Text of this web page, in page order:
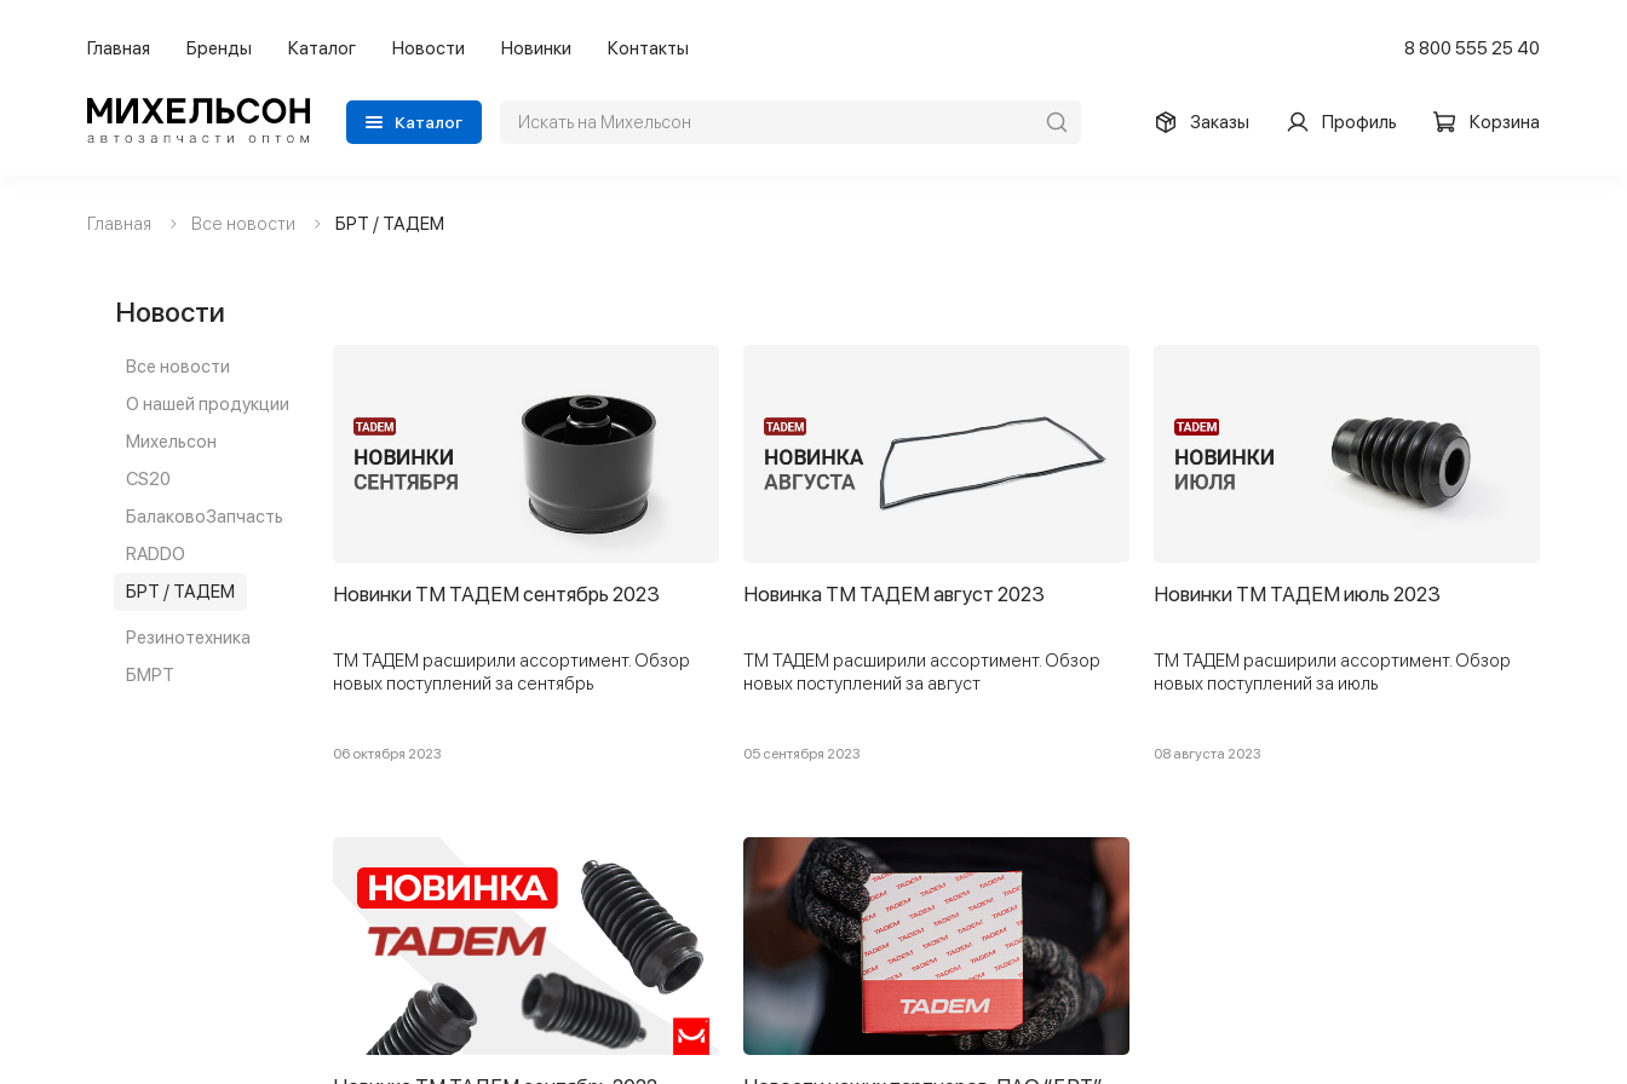
Главная Бренды Каталог Новости Новинки Контакты 8 800 555 25 40
Каталог Заказы Профиль Корзина
Применяемость
Все товары
Главная Все новости БРТ / ТАДЕМ
Новости
Все новости
О нашей продукции
Михельсон
CS20
БалаковоЗапчасть
RADDO
БРТ / ТАДЕМ
Резинотехника
БМРТ
Новинки ТМ ТАДЕМ сентябрь 2023
ТМ ТАДЕМ расширили ассортимент. Обзор
новых поcтуплений за сентябрь
06 октября 2023
Новинка ТМ ТАДЕМ август 2023
ТМ ТАДЕМ расширили ассортимент. Обзор
новых поcтуплений за август
05 сентября 2023
Новинки ТМ ТАДЕМ июль 2023
ТМ ТАДЕМ расширили ассортимент. Обзор
новых поcтуплений за июль
08 августа 2023